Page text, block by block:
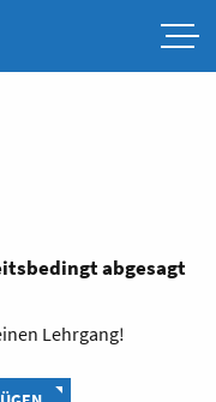
abgesagt
Lehrgang!